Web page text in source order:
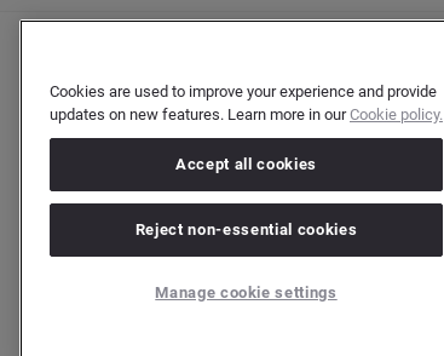
Cookies are used to improve your experience and provide
updates on new features. Learn more in ourCookie policy.
Accept all cookies
Reject non-essential cookies
Manage cookie settings